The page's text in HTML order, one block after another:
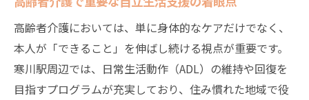
高齢者介護においては、単に身体的なケアだけでなく、
本人が「できること」を伸ばし続ける視点が重要です。
寒川駅周辺では、日常生活動作（ADL）の維持や回復を
目指すプログラムが充実しており、住み慣れた地域で役